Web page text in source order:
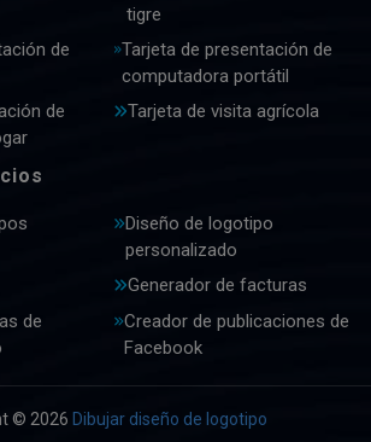
tigre
de
Tarjeta de presentación de
computadora portátil
de
Tarjeta de visita agrícola
Diseño de logotipo
personalizado
Generador de facturas
de
Creador de publicaciones de
Facebook
© 2026 Dibujar diseño de logotipo